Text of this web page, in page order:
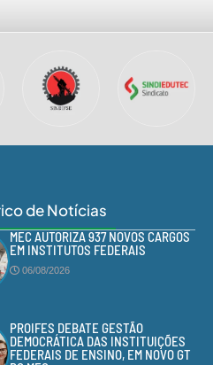
de Notícias
MEC AUTORIZA 937 NOVOS CARGOS
EM INSTITUTOS FEDERAIS
06/08/2026
PROIFES DEBATE GESTÃO
DEMOCRÁTICA DAS INSTITUIÇÕES
FEDERAIS DE ENSINO, EM NOVO GT